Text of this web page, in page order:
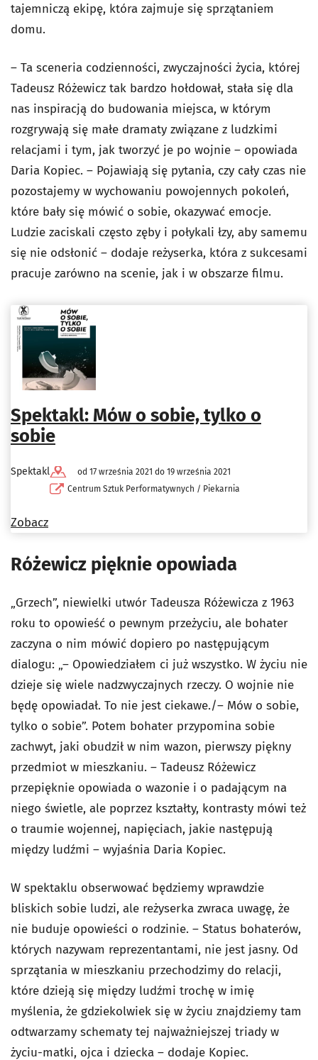
tajemniczą ekipę, która zajmuje się sprzątaniem
domu.
– Ta sceneria codzienności, zwyczajności życia, której
Tadeusz Różewicz tak bardzo hołdował, stała się dla
nas inspiracją do budowania miejsca, w którym
rozgrywają się małe dramaty związane z ludzkimi
relacjami i tym, jak tworzyć je po wojnie – opowiada
Daria Kopiec. – Pojawiają się pytania, czy cały czas nie
pozostajemy w wychowaniu powojennych pokoleń,
które bały się mówić o sobie, okazywać emocje.
Ludzie zaciskali często zęby i połykali łzy, aby samemu
się nie odsłonić – dodaje reżyserka, która z sukcesami
pracuje zarówno na scenie, jak i w obszarze filmu.
Spektakl: Mów o sobie, tylko o
sobie
Spektakl
od 17 września 2021 do 19 września 2021
Centrum Sztuk Performatywnych / Piekarnia
Zobacz
Różewicz pięknie opowiada
„Grzech”, niewielki utwór Tadeusza Różewicza z 1963
roku to opowieść o pewnym przeżyciu, ale bohater
zaczyna o nim mówić dopiero po następującym
dialogu: „– Opowiedziałem ci już wszystko. W życiu nie
dzieje się wiele nadzwyczajnych rzeczy. O wojnie nie
będę opowiadał. To nie jest ciekawe./– Mów o sobie,
tylko o sobie”. Potem bohater przypomina sobie
zachwyt, jaki obudził w nim wazon, pierwszy piękny
przedmiot w mieszkaniu. – Tadeusz Różewicz
przepięknie opowiada o wazonie i o padającym na
niego świetle, ale poprzez kształty, kontrasty mówi też
o traumie wojennej, napięciach, jakie następują
między ludźmi – wyjaśnia Daria Kopiec.
W spektaklu obserwować będziemy wprawdzie
bliskich sobie ludzi, ale reżyserka zwraca uwagę, że
nie buduje opowieści o rodzinie. – Status bohaterów,
których nazywam reprezentantami, nie jest jasny. Od
sprzątania w mieszkaniu przechodzimy do relacji,
które dzieją się między ludźmi trochę w imię
myślenia, że gdziekolwiek się w życiu znajdziemy tam
odtwarzamy schematy tej najważniejszej triady w
życiu-matki, ojca i dziecka – dodaje Kopiec.